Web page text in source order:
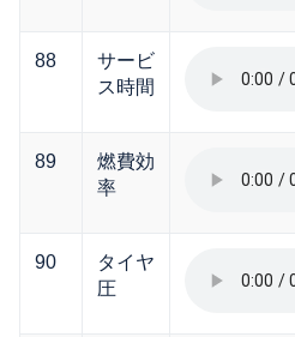
88
サービ
ス時間
89
燃費効
率
90
タイヤ
圧